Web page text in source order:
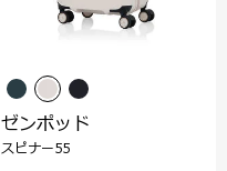
ゼンポッド
スピナー55